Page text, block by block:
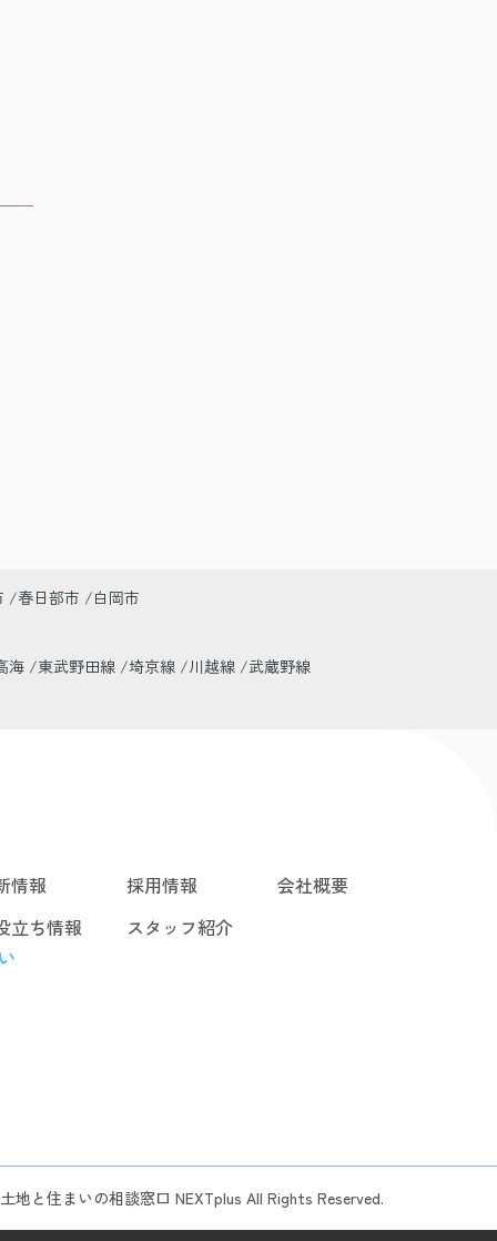
春日部市 白岡市
海 東武野田線 埼京線 川越線 武蔵野線
情報 採用情報
会社概要
立ち情報
スタッフ紹介
地と住まいの相談窓口 NEXTplus All Rights Reserved.